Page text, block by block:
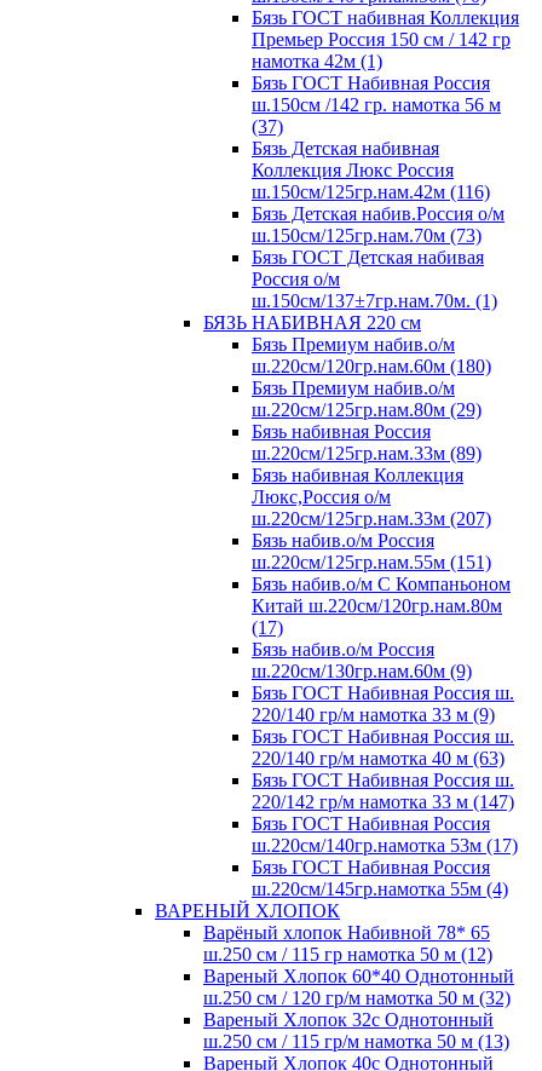
Бязь ГОСТ набивная Коллекция
Премьер Россия 150 см / 142 гр
намотка 42м (1)
Бязь ГОСТ Набивная Россия
ш.150см /142 гр. намотка 56 м
(37)
Бязь Детская набивная
Коллекция Люкс Россия
ш.150см/125гр.нам.42м (116)
Бязь Детская набив.Россия о/м
ш.150см/125гр.нам.70м (73)
Бязь ГОСТ Детская набивая
Россия о/м
ш.150см/137±7гр.нам.70м. (1)
БЯЗЬ НАБИВНАЯ 220 см
Бязь Премиум набив.о/м
ш.220см/120гр.нам.60м (180)
Бязь Премиум набив.о/м
ш.220см/125гр.нам.80м (29)
Бязь набивная Россия
ш.220см/125гр.нам.33м (89)
Бязь набивная Коллекция
Люкс,Россия о/м
ш.220см/125гр.нам.33м (207)
Бязь набив.о/м Россия
ш.220см/125гр.нам.55м (151)
Бязь набив.о/м С Компаньоном
Китай ш.220см/120гр.нам.80м
(17)
Бязь набив.о/м Россия
ш.220см/130гр.нам.60м (9)
Бязь ГОСТ Набивная Россия ш.
220/140 гр/м намотка 33 м (9)
Бязь ГОСТ Набивная Россия ш.
220/140 гр/м намотка 40 м (63)
Бязь ГОСТ Набивная Россия ш.
220/142 гр/м намотка 33 м (147)
Бязь ГОСТ Набивная Россия
ш.220см/140гр.намотка 53м (17)
Бязь ГОСТ Набивная Россия
ш.220см/145гр.намотка 55м (4)
ВАРЕНЫЙ ХЛОПОК
Варёный хлопок Набивной 78* 65
ш.250 см / 115 гр намотка 50 м (12)
Вареный Хлопок 60*40 Однотонный
ш.250 см / 120 гр/м намотка 50 м (32)
Вареный Хлопок 32с Однотонный
ш.250 см / 115 гр/м намотка 50 м (13)
Вареный Хлопок 40с Однотонный